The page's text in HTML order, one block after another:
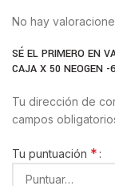
No hay
SÉ EL PRIMERO EN
CAJA X 50 NEOGEN -
Tu dirección de
campos
Tu puntuación *